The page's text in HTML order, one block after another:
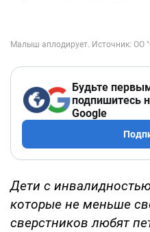
Будьте
подпишитесь
Google
Дети с
которые не меньше
сверстников любят